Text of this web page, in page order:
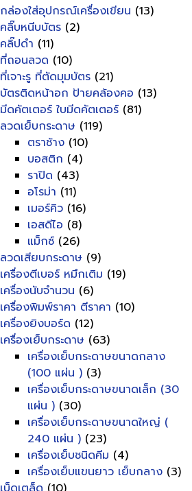
กล่องใส่อุปกรณ์เครื่องเขียน (13)
คลิ๊บหนีบบัตร (2)
คลิ๊ปดำ (11)
ที่ถอนลวด (10)
ที่เจาะรู ที่ตัดมุมบัตร (21)
บัตรติดหน้าอก ป้ายคล้องคอ (13)
มีดคัตเตอร์ ใบมีดคัตเตอร์ (81)
ลวดเย็บกระดาษ (119)
ตราช้าง (10)
บอสติก (4)
ราปิด (43)
อโรม่า (11)
เมอร์คิว (16)
เอสดีไอ (8)
แม็กซ์ (26)
ลวดเสียบกระดาษ (9)
เครื่องตีเบอร์ หมึกเติม (19)
เครื่องนับจำนวน (6)
เครื่องพิมพ์ราคา ตีราคา (10)
เครื่องยิงบอร์ด (12)
เครื่องเย็บกระดาษ (63)
เครื่องเย็บกระดาษขนาดกลาง
(100 แผ่น ) (3)
เครื่องเย็บกระดาษขนาดเล็ก (30
แผ่น ) (30)
เครื่องเย็บกระดาษขนาดใหญ่ (
240 แผ่น ) (23)
เครื่องเย็บชนิดคีม (4)
เครื่องเย็บแขนยาว เย็บกลาง (3)